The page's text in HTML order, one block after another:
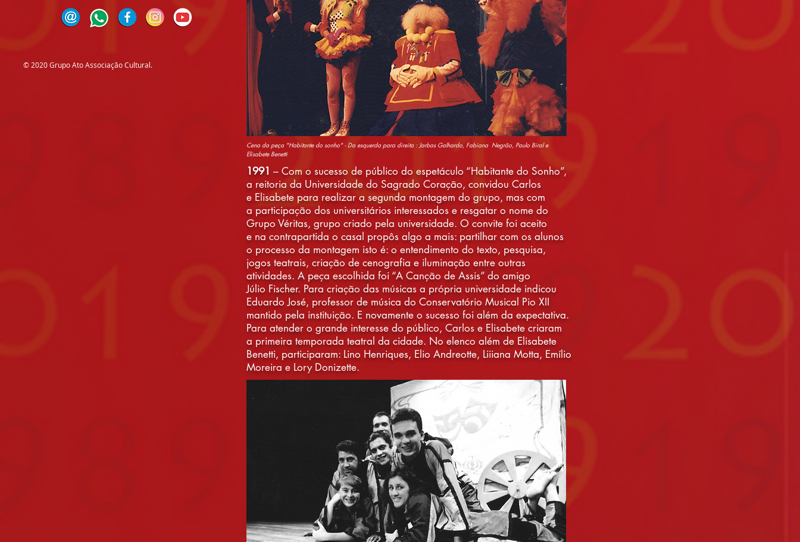
MENU
© 2020 Grupo Ato Associação Cultural.
Cena da peça "Habitante do sonho" - Da esquerda para direita : Jarbas Galhardo, Fabiana Negrão, Paulo Biral e
Elisabete Benetti
1991 – Com o sucesso de público do espetáculo “Habitante do Sonho”,
a reitoria da Universidade do Sagrado Coração, convidou Carlos
e Elisabete para realizar a segunda montagem do grupo, mas com
a participação dos universitários interessados e resgatar o nome do
Grupo Véritas, grupo criado pela universidade. O convite foi aceito
e na contrapartida o casal propôs algo a mais: partilhar com os alunos
o processo da montagem isto é: o entendimento do texto, pesquisa,
jogos teatrais, criação de cenografia e iluminação entre outras
atividades. A peça escolhida foi “A Canção de Assis” do amigo
Júlio Fischer. Para criação das músicas a própria universidade indicou
Eduardo José, professor de música do Conservatório Musical Pio XII
mantido pela instituição. E novamente o sucesso foi além da expectativa.
Para atender o grande interesse do público, Carlos e Elisabete criaram
a primeira temporada teatral da cidade. No elenco além de Elisabete
Benetti, participaram: Lino Henriques, Elio Andreotte, Liiiana Motta, Emílio
Moreira e Lory Donizette.